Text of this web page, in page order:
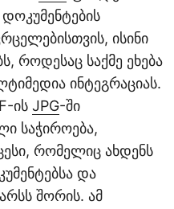
ისინი
როდესაც საქმე ეხება
ინტეგრაციას.
ის JPG-ში
საჭიროება,
რომელიც ახდენს
და
შორის. ამ